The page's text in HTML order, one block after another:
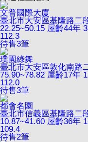
文普國際大廈
臺北市大安區基隆路二
22.25~50.15 屋齡44年
112.3
待售3筆
璞園綠舞
臺北市大安區敦化南路
75.90~78.82 屋齡17年
112.0
待售3筆
都會名園
臺北市信義區基隆路二
10.87~41.60 屋齡36年
109.4
待售2筆